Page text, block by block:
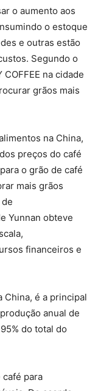
o aumento aos
o estoque
e outras estão
Segundo o
na cidade
grãos mais
na China,
preços do café
o grão de café
mais grãos
Yunnan obteve
financeiros e
China, é a principal
anual de
do total do
para